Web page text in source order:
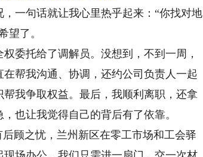
一句话就让我心里热乎起来：“你找对地
望了。
托给了调解员。没想到，不到一周，
帮我沟通、协调，还约公司负责人一起
我争取权益。最后，我顺利离职，还拿
也让我觉得自己的背后有了依靠。
顾之忧，兰州新区在零工市场和工会驿